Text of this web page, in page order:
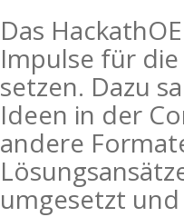
Das
Impulse für
setzen. Dazu
Ideen in der
andere
umgesetzt